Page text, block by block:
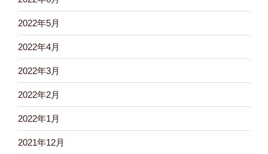
2022年5月
2022年4月
2022年3月
2022年2月
2022年1月
2021年12月